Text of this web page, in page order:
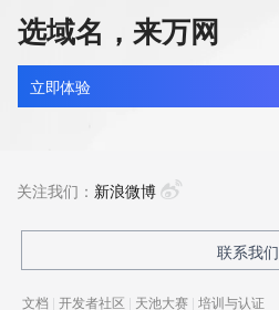
apsci.cn
最近查询
最近查询
选域名，来万网
立即体验
关注我们： 新浪微博
联系我们
文档 | 开发者社区 | 天池大赛 | 培训与认证